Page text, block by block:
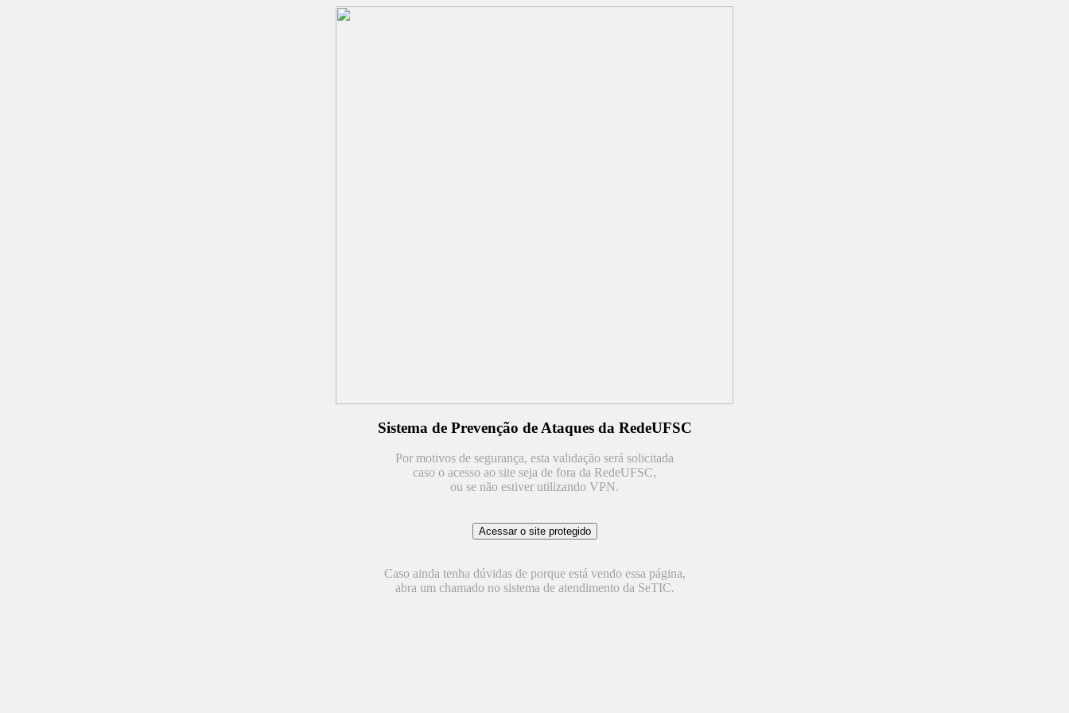
Sistema de Prevenção de Ataques da RedeUFSC
Por motivos de segurança, esta validação será solicitada
caso o acesso ao site seja de fora da RedeUFSC,
ou se não estiver utilizando VPN.
Caso ainda tenha dúvidas de porque está vendo essa página,
abra um chamado no sistema de atendimento da SeTIC.